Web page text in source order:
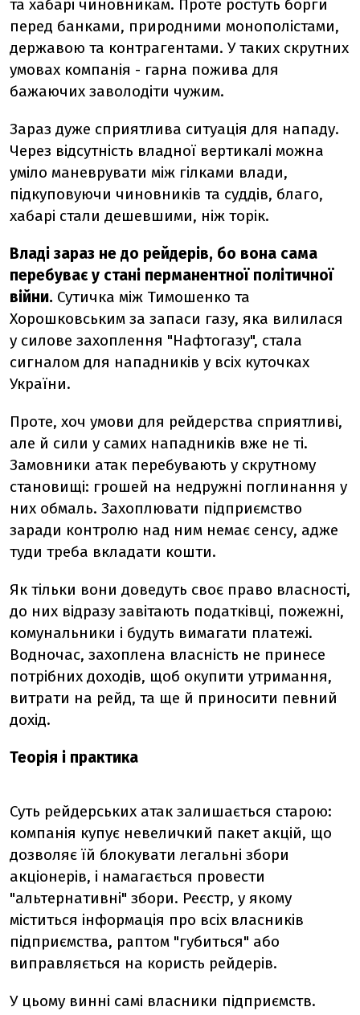
та хабарі чиновникам. Проте ростуть борги
перед банками, природними монополістами,
державою та контрагентами. У таких скрутних
умовах компанія - гарна пожива для
бажаючих заволодіти чужим.
Зараз дуже сприятлива ситуація для нападу.
Через відсутність владної вертикалі можна
уміло маневрувати між гілками влади,
підкуповуючи чиновників та суддів, благо,
хабарі стали дешевшими, ніж торік.
Владі зараз не до рейдерів, бо вона сама
перебуває у стані перманентної політичної
війни. Сутичка між Тимошенко та
Хорошковським за запаси газу, яка вилилася
у силове захоплення "Нафтогазу", стала
сигналом для нападників у всіх куточках
України.
Проте, хоч умови для рейдерства сприятливі,
але й сили у самих нападників вже не ті.
Замовники атак перебувають у скрутному
становищі: грошей на недружні поглинання у
них обмаль. Захоплювати підприємство
заради контролю над ним немає сенсу, адже
туди треба вкладати кошти.
Як тільки вони доведуть своє право власності,
до них відразу завітають податківці, пожежні,
комунальники і будуть вимагати платежі.
Водночас, захоплена власність не принесе
потрібних доходів, щоб окупити утримання,
витрати на рейд, та ще й приносити певний
дохід.
Теорія і практика
Суть рейдерських атак залишається старою:
компанія купує невеличкий пакет акцій, що
дозволяє їй блокувати легальні збори
акціонерів, і намагається провести
"альтернативні" збори. Реєстр, у якому
міститься інформація про всіх власників
підприємства, раптом "губиться" або
виправляється на користь рейдерів.
У цьому винні самі власники підприємств.